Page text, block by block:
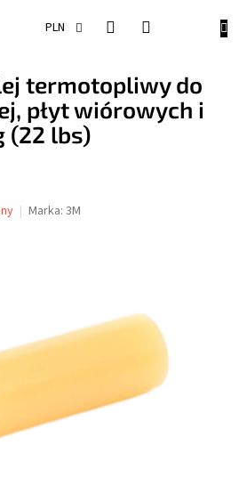
PLN
termotopliwy do
płyt wiórowych i
(22 lbs)
Marka: 3M